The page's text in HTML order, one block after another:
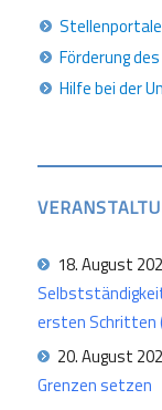
Förderung
Hilfe bei der
18. August
ersten Schritten
20. August
Grenzen setzen